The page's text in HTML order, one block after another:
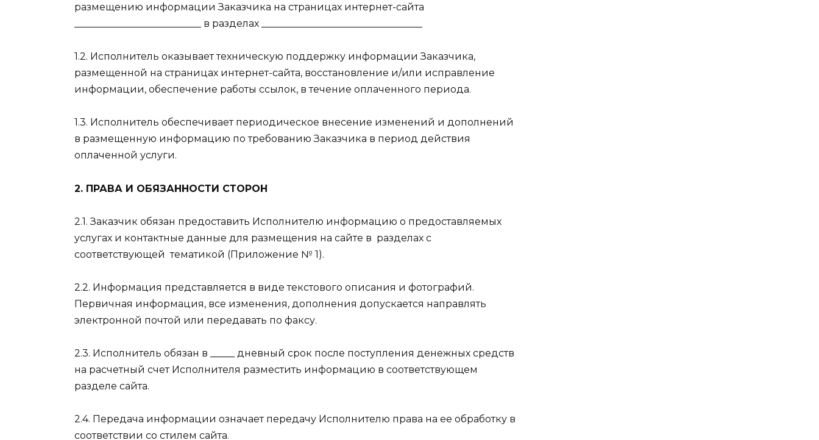
размещению информации Заказчика на страницах интернет-сайта
__________________________ в разделах _________________________________
1.2. Исполнитель оказывает техническую поддержку информации Заказчика,
размещенной на страницах интернет-сайта, восстановление и/или исправление
информации, обеспечение работы ссылок, в течение оплаченного периода.
1.3. Исполнитель обеспечивает периодическое внесение изменений и дополнений
в размещенную информацию по требованию Заказчика в период действия
оплаченной услуги.
2. ПРАВА И ОБЯЗАННОСТИ СТОРОН
2.1. Заказчик обязан предоставить Исполнителю информацию о предоставляемых
услугах и контактные данные для размещения на сайте в разделах с
соответствующей тематикой (Приложение № 1).
2.2. Информация представляется в виде текстового описания и фотографий.
Первичная информация, все изменения, дополнения допускается направлять
электронной почтой или передавать по факсу.
2.3. Исполнитель обязан в _____ дневный срок после поступления денежных средств
на расчетный счет Исполнителя разместить информацию в соответствующем
разделе сайта.
2.4. Передача информации означает передачу Исполнителю права на ее обработку в
соответствии со стилем сайта.